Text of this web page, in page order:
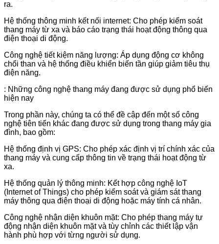
ra.
Hệ thống thông minh kết nối internet: Cho phép kiểm soát
thang máy từ xa và báo cáo trạng thái hoạt động thông qua
điện thoại di động.
Công nghệ tiết kiệm năng lượng: Áp dụng động cơ không
chổi than và hệ thống điều khiển biến tần giúp giảm tiêu thụ
điện năng.
: Những công nghệ thang máy đang được sử dụng phổ biến
hiện nay
Trong phần này, chúng ta có thể đề cập đến một số công
nghệ tiên tiến khác đang được sử dụng trong thang máy gia
đình, bao gồm:
Hệ thống định vị GPS: Cho phép xác định vị trí chính xác của
thang máy và cung cấp thông tin về trạng thái hoạt động từ
xa.
Hệ thống quản lý thông minh: Kết hợp công nghệ IoT
(Internet of Things) cho phép kiểm soát và giám sát thang
máy thông qua điện thoại di động hoặc máy tính cá nhân.
Công nghệ nhận diện khuôn mặt: Cho phép thang máy tự
động nhận diện khuôn mặt và tùy chỉnh các thiết lập vận
hành phù hợp với từng người sử dụng.